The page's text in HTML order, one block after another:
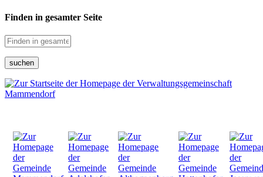
Finden in gesamter Seite
suchen